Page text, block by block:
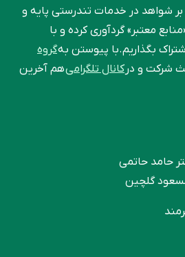
شواهد در خدمات تندرستی پایه و
معتبر» گردآوری کرده و با
بگذاریم.با پیوستن بهگروه
شرکت و درکانال تلگرامیهم آخرین
حامد حاتمی
گلچین